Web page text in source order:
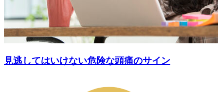
見逃してはいけない危険な頭痛のサイン